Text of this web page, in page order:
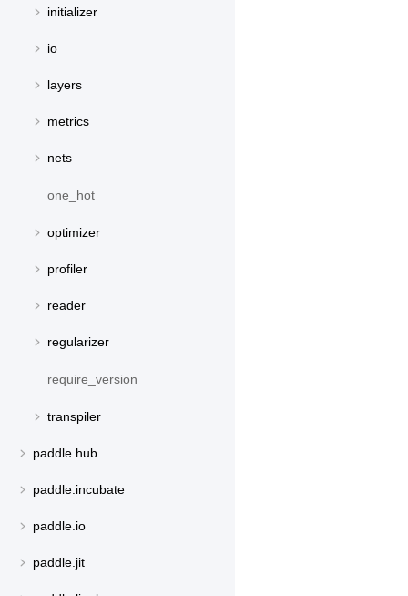
initializer
io
layers
metrics
nets
one_hot
optimizer
profiler
reader
regularizer
require_version
transpiler
paddle.hub
paddle.incubate
paddle.io
paddle.jit